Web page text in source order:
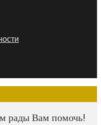
рады Вам помочь!